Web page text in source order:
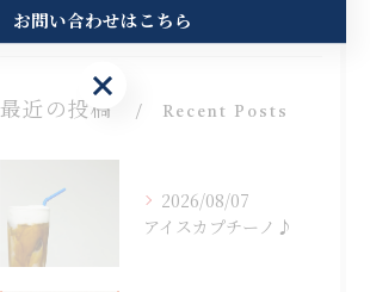
最近の投稿 Recent Posts
2026/08/07
アイスカプチーノ♪
お問い合わせはこちら
お問い合わせはこちら